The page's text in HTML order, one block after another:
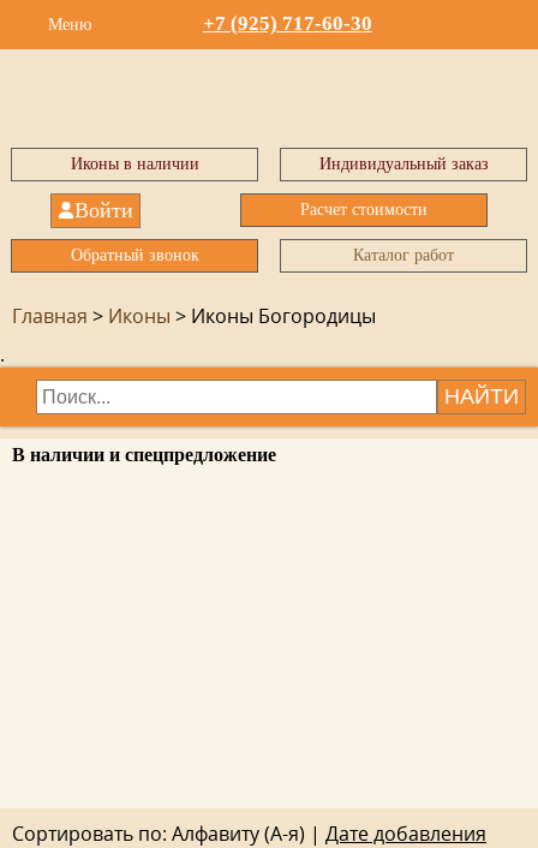
Меню +7 (925) 717-60-30
Иконы в наличии Индивидуальный заказ
Войти Расчет стоимости
Обратный звонок Каталог работ
Главная > Иконы > Иконы Богородицы
.
НАЙТИ
В наличии и спецпредложение
Сортировать по: Алфавиту (А-я) | Дате добавления